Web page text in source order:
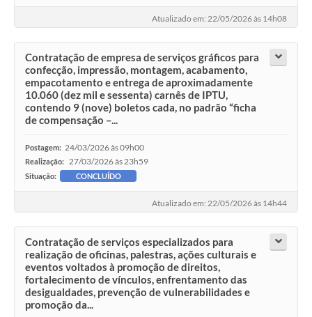
Atualizado em: 22/05/2026 às 14h08
Contratação de empresa de serviços gráficos para
confecção, impressão, montagem, acabamento,
empacotamento e entrega de aproximadamente
10.060 (dez mil e sessenta) carnês de IPTU,
contendo 9 (nove) boletos cada, no padrão “ficha
de compensação –...
Postagem: 24/03/2026 às 09h00
Realização: 27/03/2026 às 23h59
Situação: CONCLUÍDO
Atualizado em: 22/05/2026 às 14h44
Contratação de serviços especializados para
realização de oficinas, palestras, ações culturais e
eventos voltados à promoção de direitos,
fortalecimento de vínculos, enfrentamento das
desigualdades, prevenção de vulnerabilidades e
promoção da...